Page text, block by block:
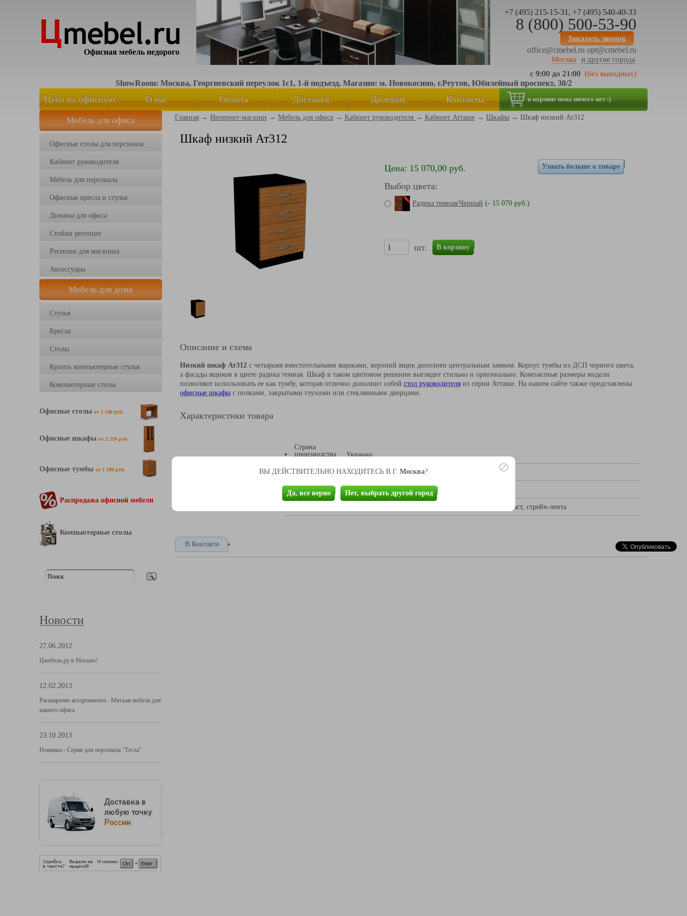
ВЫ ДЕЙСТВИТЕЛЬНО НАХОДИТЕСЬ В Г. Москва?
Да, все верно Нет, выбрать другой город
Офисная мебель недорого
+7 (495) 215-15-31, +7 (495) 540-40-33
8 (800) 500-53-90
Заказать звонок
office@cmebel.ru opt@cmebel.ru
Москва
и другие города
с 9:00 до 21:00 (без выходных)
ShowRoom: Москва, Георгиевский переулок 1с1, 1-й подъезд. Магазин: м. Новокосино, г.Реутов, Юбилейный проспект, 30/2
Цена на офисную
мебель
О нас Оплата Доставка Дилерам Контакты в корзине пока ничего нет :)
Мебель для офиса
Офисные столы для персонала
Кабинет руководителя
Мебель для персонала
Офисные кресла и стулья
Диваны для офиса
Стойки ресепшн
Ресепшн для магазина
Аксессуары
Мебель для дома
Стулья
Кресла
Столы
Купить компьютерные стулья
Компьютерные столы
Офисные столы от 1 140 руб.
Офисные шкафы от 2 210 руб.
Офисные тумбы от 1 100 руб.
Распродажа офисной мебели
Компьютерные столы
Новости
27.06.2012
Цмебель.ру в Москве!
12.02.2013
Расширение ассортимента - Мягкая мебель для
вашего офиса
23.10.2013
Новинка - Серия для персонала "Тесла"
Главная → Интернет-магазин → Мебель для офиса → Кабинет руководителя → Кабинет Атташе → Шкафы → Шкаф низкий Ат312
Шкаф низкий Ат312
Цена: 15 070,00 руб.
Выбор цвета:
Радика темная/Черный (- 15 070 руб.)
шт. В корзину
Узнать больше о товаре
Описание и схема
Низкий шкаф Ат312 с четырьмя вместительными ящиками, верхний ящик дополнен центральным замком. Корпус тумбы из ДСП черного цвета,
а фасады ящиков в цвете радика темная. Шкаф в таком цветовом решении выглядит стильно и оригинально. Компактные размеры модели
позволяют использовать ее как тумбу, которая отлично дополнит собой стол руководителя из серии Атташе. На нашем сайте также представлены
офисные шкафы с полками, закрытыми глухими или стеклянными дверцами.
Характеристики товара
Страна
производства
Украина
Глубина 480
Толщина каркаса25
пятислойный гофрокартон, защитные уголки, пенопласт, стрейч-лента
В Контакте